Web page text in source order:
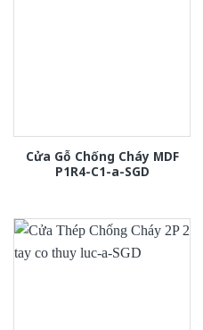
Cửa Gỗ Chống Cháy MDF
P1R4-C1-a-SGD